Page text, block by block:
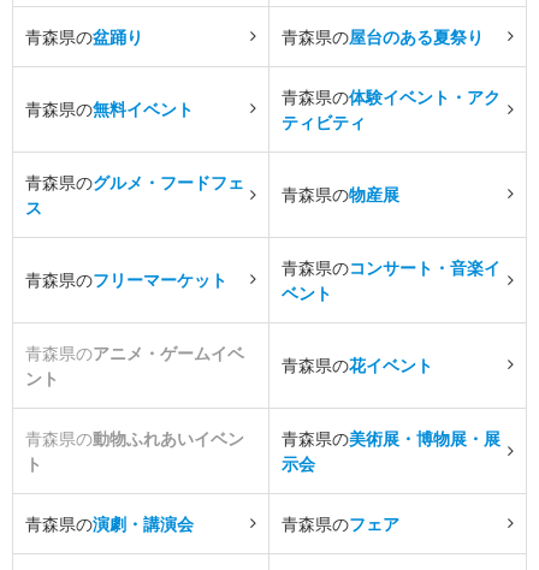
青森県の盆踊り 青森県の屋台のある夏祭り
青森県の無料イベント
青森県の体験イベント・アク
ティビティ
青森県のグルメ・フードフェ
ス
青森県の物産展
青森県のフリーマーケット
青森県のコンサート・音楽イ
ベント
青森県のアニメ・ゲームイベ
ント
青森県の花イベント
青森県の動物ふれあいイベン
ト
青森県の美術展・博物展・展
示会
青森県の演劇・講演会 青森県のフェア